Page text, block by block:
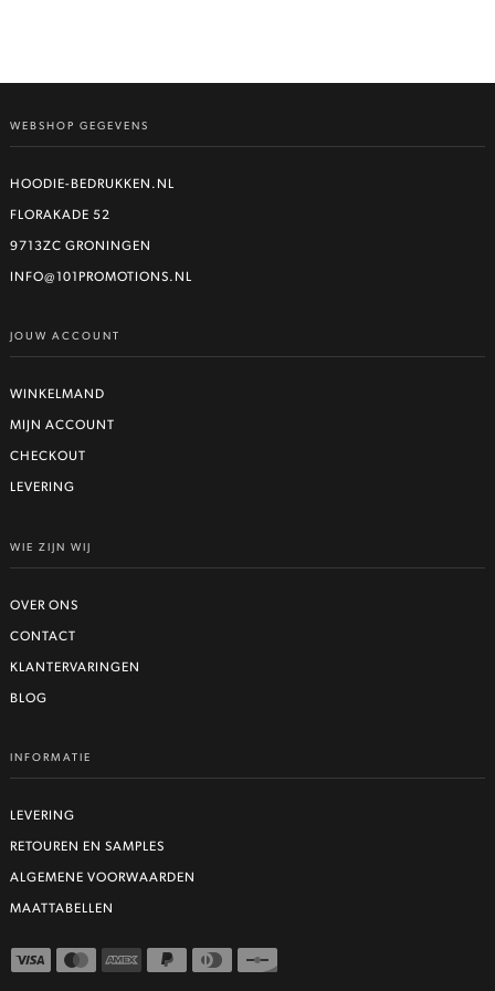
WEBSHOP GEGEVENS
HOODIE-BEDRUKKEN.NL
FLORAKADE 52
9713ZC GRONINGEN
INFO@101PROMOTIONS.NL
JOUW ACCOUNT
WINKELMAND
MIJN ACCOUNT
CHECKOUT
LEVERING
WIE ZIJN WIJ
OVER ONS
CONTACT
KLANTERVARINGEN
BLOG
INFORMATIE
LEVERING
RETOUREN EN SAMPLES
ALGEMENE VOORWAARDEN
MAATTABELLEN